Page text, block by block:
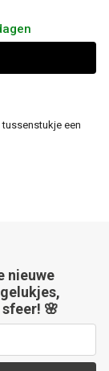
een
nieuwe
🌸